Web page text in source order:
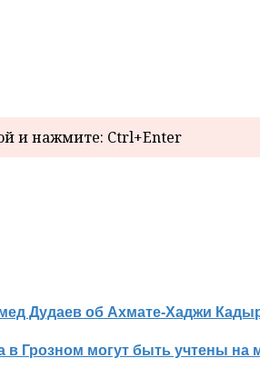
и нажмите: Ctrl+Enter
Дудаев об Ахмате-Хаджи
в Грозном могут быть учтены